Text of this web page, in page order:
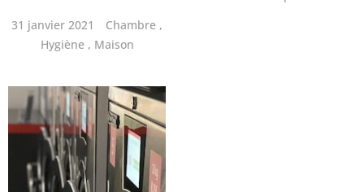
31 janvier 2021
Chambre
Hygiène
Maison